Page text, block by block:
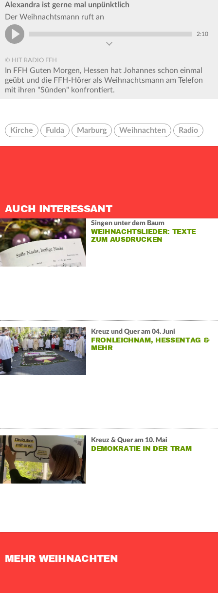
Alexandra ist gerne mal unpünktlich
Der Weihnachtsmann ruft an
2:10
© HIT RADIO FFH
In FFH Guten Morgen, Hessen hat Johannes schon einmal
geübt und die FFH-Hörer als Weihnachtsmann am Telefon
mit ihren "Sünden" konfrontiert.
Kirche Fulda Marburg Weihnachten Radio
AUCH INTERESSANT
Singen unter dem Baum
WEIHNACHTSLIEDER: TEXTE
ZUM AUSDRUCKEN
Kreuz und Quer am 04. Juni
FRONLEICHNAM, HESSENTAG &
MEHR
Kreuz & Quer am 10. Mai
DEMOKRATIE IN DER TRAM
MEHR WEIHNACHTEN